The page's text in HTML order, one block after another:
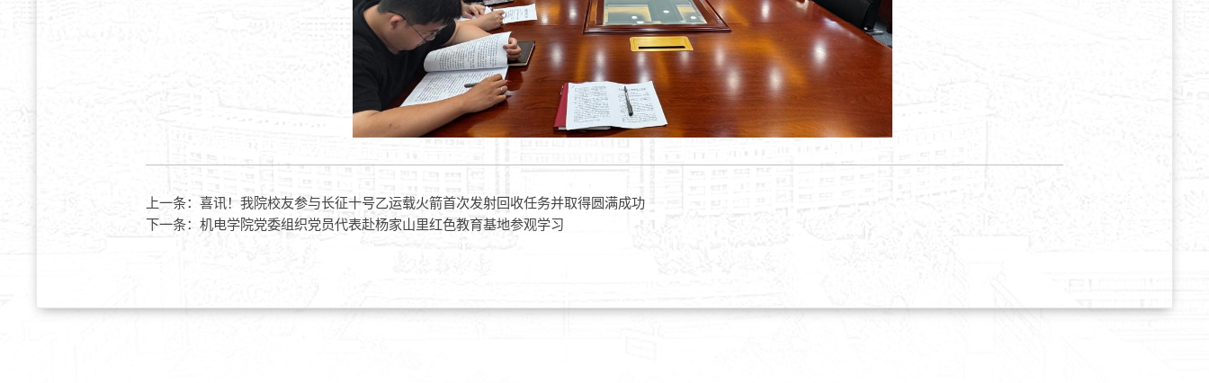
上一条： 喜讯！我院校友参与长征十号乙运载火箭首次发射回收任务并取得圆满成功
下一条： 机电学院党委组织党员代表赴杨家山里红色教育基地参观学习